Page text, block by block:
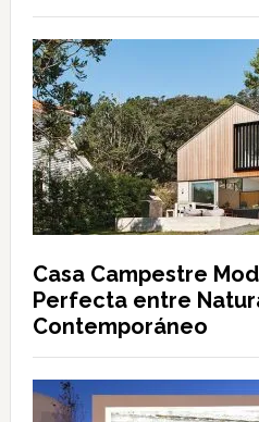
Casa Campestre
Perfecta entre
Contemporáneo